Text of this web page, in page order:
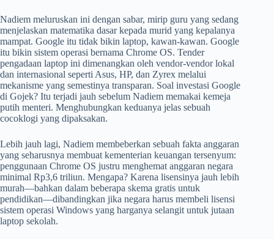
Nadiem meluruskan ini dengan sabar, mirip guru yang sedang
menjelaskan matematika dasar kepada murid yang kepalanya
mampat. Google itu tidak bikin laptop, kawan-kawan. Google
itu bikin sistem operasi bernama Chrome OS. Tender
pengadaan laptop ini dimenangkan oleh vendor-vendor lokal
dan internasional seperti Asus, HP, dan Zyrex melalui
mekanisme yang semestinya transparan. Soal investasi Google
di Gojek? Itu terjadi jauh sebelum Nadiem memakai kemeja
putih menteri. Menghubungkan keduanya jelas sebuah
cocoklogi yang dipaksakan.
Lebih jauh lagi, Nadiem membeberkan sebuah fakta anggaran
yang seharusnya membuat kementerian keuangan tersenyum:
penggunaan Chrome OS justru menghemat anggaran negara
minimal Rp3,6 triliun. Mengapa? Karena lisensinya jauh lebih
murah—bahkan dalam beberapa skema gratis untuk
pendidikan—dibandingkan jika negara harus membeli lisensi
sistem operasi Windows yang harganya selangit untuk jutaan
laptop sekolah.